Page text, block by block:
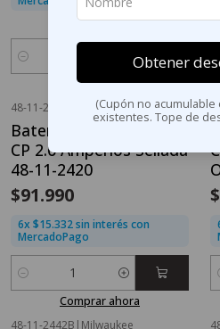
Cantidad
Comprar ahora
48-11-2420B
Milwaukee
Batería Milwaukee M12
CP 2.0 Amperios Sellada
48-11-2420
$91.990
6x $15.332 sin interés con
MercadoPago
Cantidad
Comprar ahora
48-11-2442B | Milwaukee
Obtener
(Cupón no
existentes. Tope de